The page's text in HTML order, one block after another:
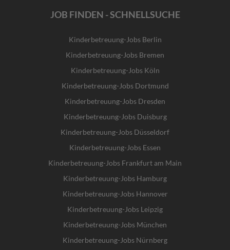
JOB FINDEN - SCHNELLSUCHE
Kinderbetreuung-Jobs Berlin
Kinderbetreuung-Jobs Bremen
Kinderbetreuung-Jobs Köln
Kinderbetreuung-Jobs Dortmund
Kinderbetreuung-Jobs Dresden
Kinderbetreuung-Jobs Duisburg
Kinderbetreuung-Jobs Düsseldorf
Kinderbetreuung-Jobs Essen
Kinderbetreuung-Jobs Frankfurt am Main
Kinderbetreuung-Jobs Hamburg
Kinderbetreuung-Jobs Hannover
Kinderbetreuung-Jobs Leipzig
Kinderbetreuung-Jobs München
Kinderbetreuung-Jobs Nürnberg